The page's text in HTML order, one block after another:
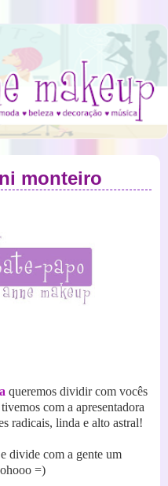
monteiro
queremos dividir com vocês
com a apresentadora
radicais, linda e alto astral!
divide com a gente um
=)